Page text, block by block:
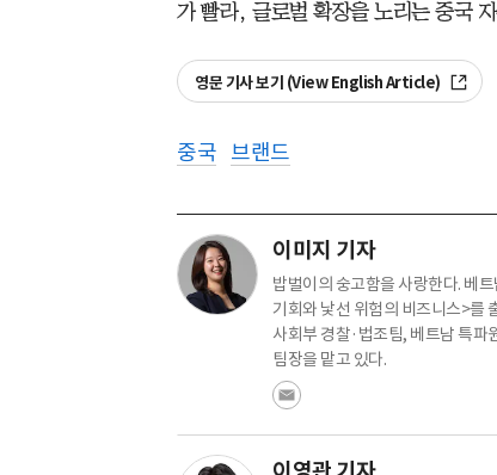
가 빨라, 글로벌 확장을 노리는 중국
영문 기사 보기 (View English Article)
중국 브랜드
이미지 기자
밥벌이의 숭고함을 사랑한다. 베
기회와 낯선 위험의 비즈니스>를
사회부 경찰·법조팀, 베트남 특파
팀장을 맡고 있다.